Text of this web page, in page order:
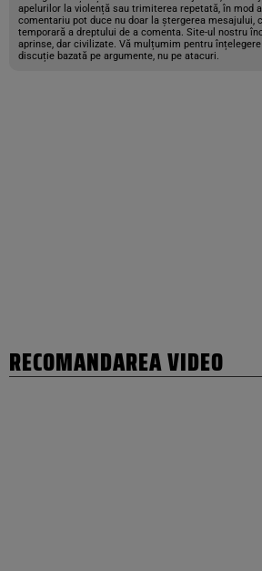
apelurilor la violență sau trimiterea repetată, în mod
comentariu pot duce nu doar la ștergerea mesajului,
temporară a dreptului de a comenta. Site-ul nostru
aprinse, dar civilizate. Vă mulțumim pentru
discuție bazată pe argumente, nu pe atacuri.
RECOMANDAREA VIDEO